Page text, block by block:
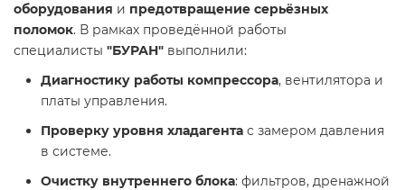
оборудования и предотвращение серьёзных
поломок. В рамках проведённой работы
специалисты "БУРАН" выполнили:
Диагностику работы компрессора, вентилятора и
платы управления.
Проверку уровня хладагента с замером давления
в системе.
Очистку внутреннего блока: фильтров, дренажной